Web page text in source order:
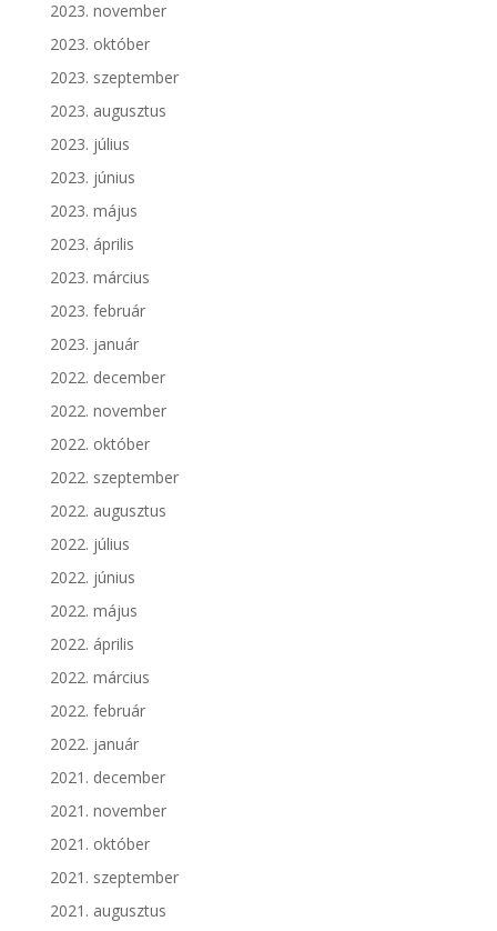
2023. november
2023. október
2023. szeptember
2023. augusztus
2023. július
2023. június
2023. május
2023. április
2023. március
2023. február
2023. január
2022. december
2022. november
2022. október
2022. szeptember
2022. augusztus
2022. július
2022. június
2022. május
2022. április
2022. március
2022. február
2022. január
2021. december
2021. november
2021. október
2021. szeptember
2021. augusztus